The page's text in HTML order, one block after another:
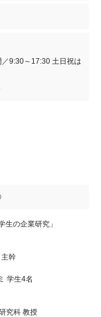
9:30～17:30 土日祝は
生の企業研究」
幹
学生4名
究科 教授